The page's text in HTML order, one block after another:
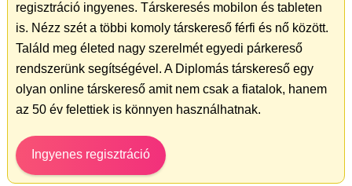
regisztráció ingyenes. Társkeresés mobilon és tableten
is. Nézz szét a többi komoly társkereső férfi és nő között.
Találd meg életed nagy szerelmét egyedi párkereső
rendszerünk segítségével. A Diplomás társkereső egy
olyan online társkereső amit nem csak a fiatalok, hanem
az 50 év felettiek is könnyen használhatnak.
Ingyenes regisztráció